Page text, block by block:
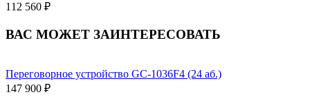
112 560 ₽
ВАС МОЖЕТ ЗАИНТЕРЕСОВАТЬ
Переговорное устройство GC-1036F4 (24 аб.)
147 900 ₽